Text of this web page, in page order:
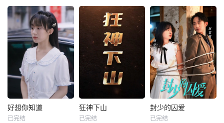
好想你知道
已完结
狂神下山
已完结
封少的囚爱
已完结